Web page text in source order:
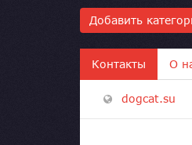
Добавить
Контакты О
dogcat.su